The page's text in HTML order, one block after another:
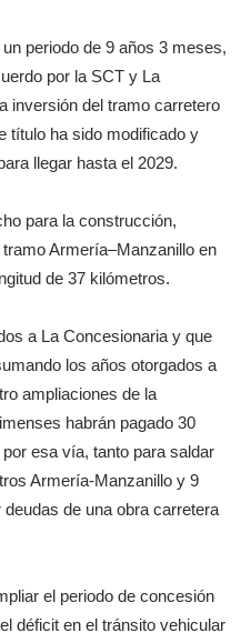
periodo de 9 años 3 meses,
por la SCT y La
inversión del tramo carretero
título ha sido modificado y
llegar hasta el 2029.
para la construcción,
Armería–Manzanillo en
de 37 kilómetros.
a La Concesionaria y que
los años otorgados a
ampliaciones de la
habrán pagado 30
esa vía, tanto para saldar
Armería-Manzanillo y 9
de una obra carretera
el periodo de concesión
déficit en el tránsito vehicular